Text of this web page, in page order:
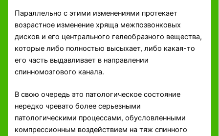
Параллельно с этими изменениями протекает
возрастное изменение хряща межпозвонковых
дисков и его центрального гелеобразного вещества,
которые либо полностью высыхает, либо какая-то
его часть выдавливает в направлении
спинномозгового канала.
В свою очередь это патологическое состояние
нередко чревато более серьезными
патологическими процессами, обусловленными
компрессионным воздействием на тяж спинного